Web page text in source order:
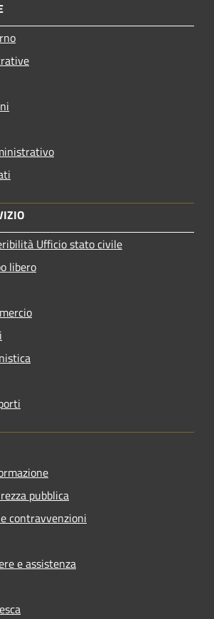
Ufficio stato civile
libero
pubblica
contravvenzioni
e assistenza